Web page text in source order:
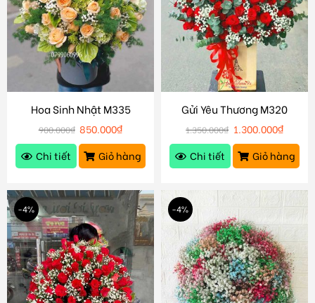
Hoa Sinh Nhật M335
900.000₫ 850.000₫
Chi tiết
Giỏ hàng
Gửi Yêu Thương M320
1.350.000₫ 1.300.000₫
Chi tiết
Giỏ hàng
-4% -4%